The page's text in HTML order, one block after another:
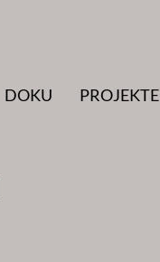
DOKU PROJEKTE